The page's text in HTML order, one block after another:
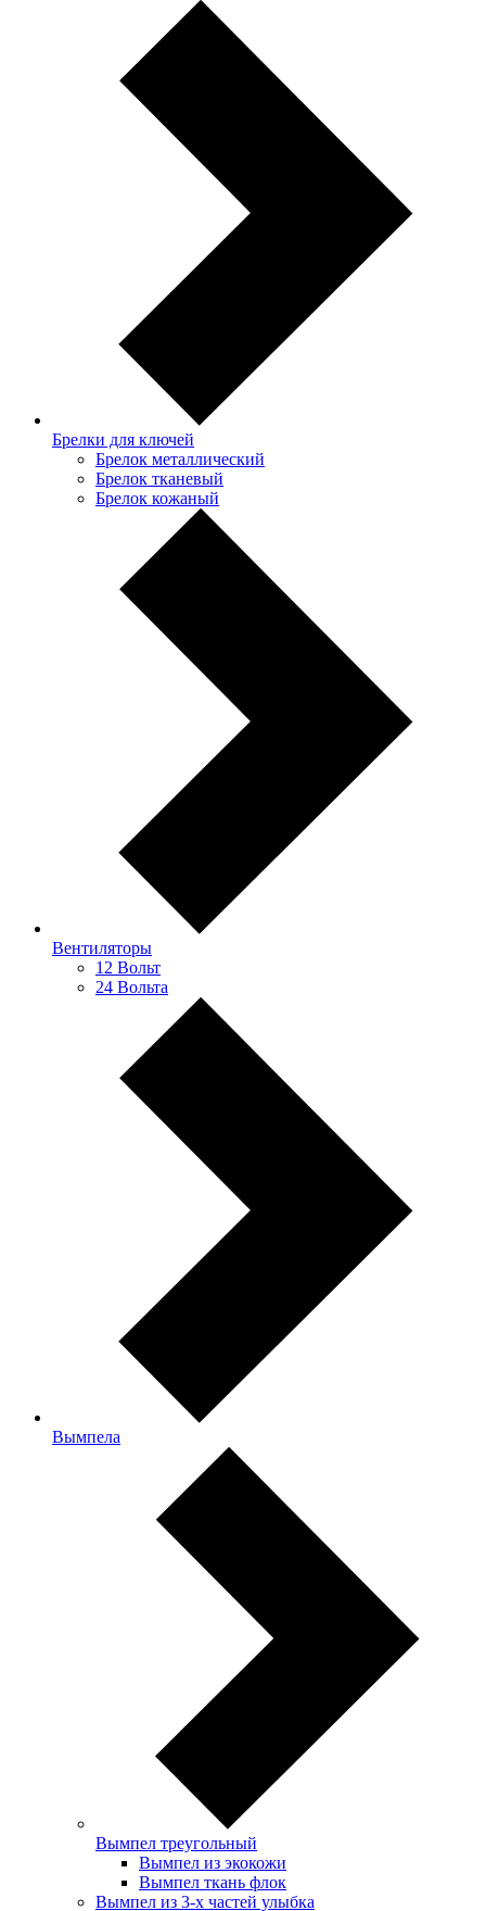
Брелки для ключей
Брелок металлический
Брелок тканевый
Брелок кожаный
Вентиляторы
12 Вольт
24 Вольта
Вымпела
Вымпел треугольный
Вымпел из экокожи
Вымпел ткань флок
Вымпел из 3-х частей улыбка